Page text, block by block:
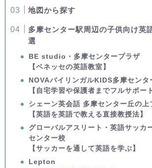
地図から探す
多摩センター駅周辺の子供向け英
選
BE studio・多摩センタープラザ
【ベネッセの英語教室】
NOVAバイリンガルKIDS多摩センタ
【自宅学習や保護者までフルサポー
シェーン英会話 多摩センター丘の上
【英語を英語で教える直接教授法】
グローバルアスリート・英語サッカ
センター校
【サッカーを通して英語を学ぶ】
Lepton